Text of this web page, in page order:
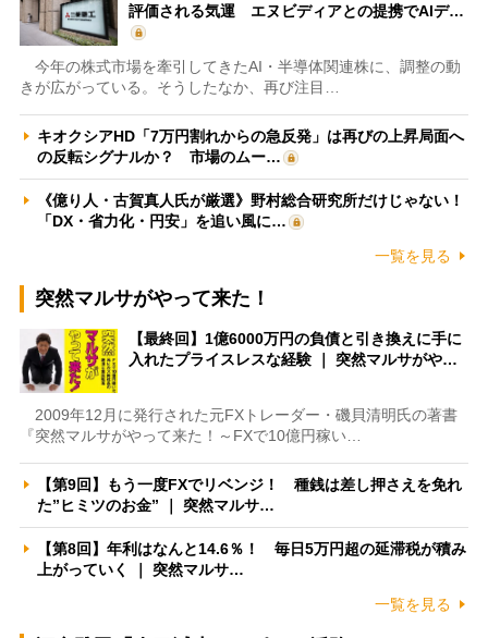
評価される気運 エヌビディアとの提携でAIデ…
今年の株式市場を牽引してきたAI・半導体関連株に、調整の動
きが広がっている。そうしたなか、再び注目…
キオクシアHD「7万円割れからの急反発」は再びの上昇局面へ
の反転シグナルか？ 市場のムー…
《億り人・古賀真人氏が厳選》野村総合研究所だけじゃない！
「DX・省力化・円安」を追い風に…
一覧を見る
突然マルサがやって来た！
【最終回】1億6000万円の負債と引き換えに手に
入れたプライスレスな経験 ｜ 突然マルサがや…
2009年12月に発行された元FXトレーダー・磯貝清明氏の著書
『突然マルサがやって来た！～FXで10億円稼い…
【第9回】もう一度FXでリベンジ！ 種銭は差し押さえを免れ
た”ヒミツのお金” ｜ 突然マルサ…
【第8回】年利はなんと14.6％！ 毎日5万円超の延滞税が積み
上がっていく ｜ 突然マルサ…
一覧を見る